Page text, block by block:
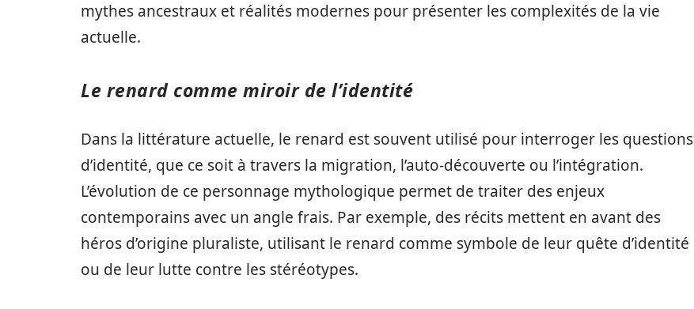
mythes ancestraux et réalités modernes pour présenter les complexités de la vie
actuelle.
Le renard comme miroir de l’identité
Dans la littérature actuelle, le renard est souvent utilisé pour interroger les questions
d’identité, que ce soit à travers la migration, l’auto-découverte ou l’intégration.
L’évolution de ce personnage mythologique permet de traiter des enjeux
contemporains avec un angle frais. Par exemple, des récits mettent en avant des
héros d’origine pluraliste, utilisant le renard comme symbole de leur quête d’identité
ou de leur lutte contre les stéréotypes.